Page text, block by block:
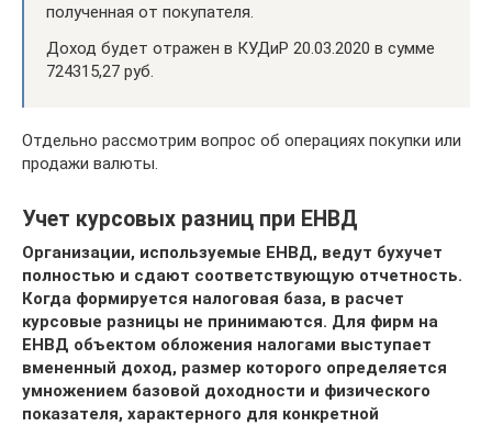
полученная от покупателя.
Доход будет отражен в КУДиР 20.03.2020 в сумме
724315,27 руб.
Отдельно рассмотрим вопрос об операциях покупки или
продажи валюты.
Учет курсовых разниц при ЕНВД
Организации, используемые ЕНВД, ведут бухучет
полностью и сдают соответствующую отчетность.
Когда формируется налоговая база, в расчет
курсовые разницы не принимаются. Для фирм на
ЕНВД объектом обложения налогами выступает
вмененный доход, размер которого определяется
умножением базовой доходности и физического
показателя, характерного для конкретной